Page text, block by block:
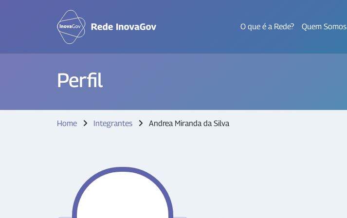
O que é a Rede? Quem Somos
Perfil
Home Integrantes Andrea Miranda da Silva